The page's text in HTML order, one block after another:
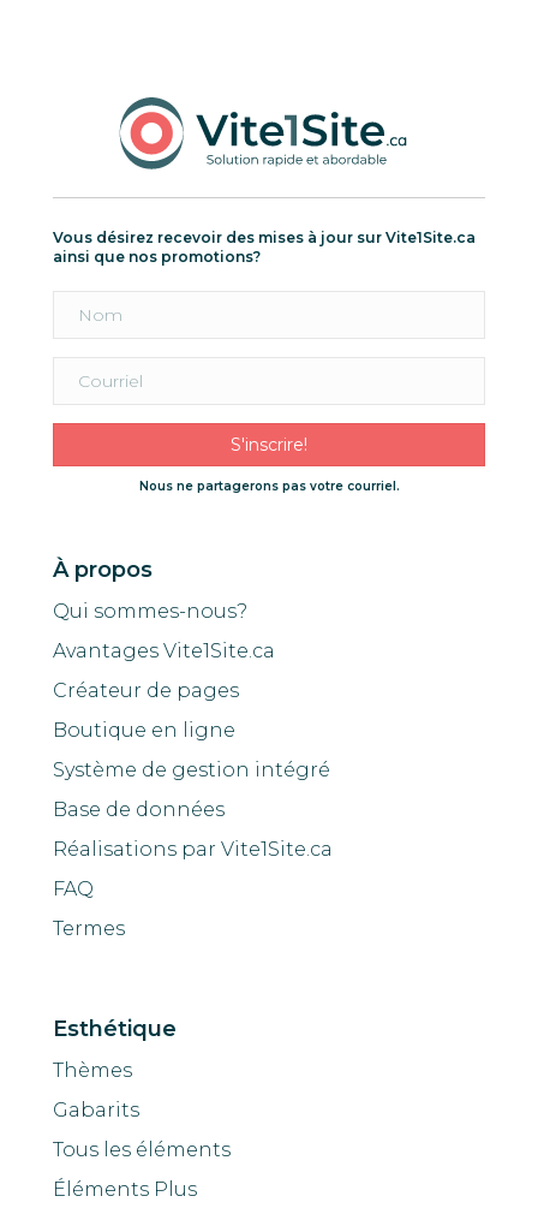
Vous désirez recevoir des mises à jour sur Vite1Site.ca
ainsi que nos promotions?
S'inscrire!
Nous ne partagerons pas votre courriel.
À propos
Qui sommes-nous?
Avantages Vite1Site.ca
Créateur de pages
Boutique en ligne
Système de gestion intégré
Base de données
Réalisations par Vite1Site.ca
FAQ
Termes
Esthétique
Thèmes
Gabarits
Tous les éléments
Éléments Plus